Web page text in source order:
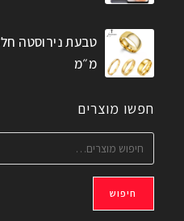
מ״מ
חפשו מוצרים
חיפוש